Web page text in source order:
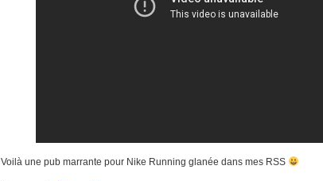
Voilà une pub marrante pour Nike Running glanée dans mes RSS